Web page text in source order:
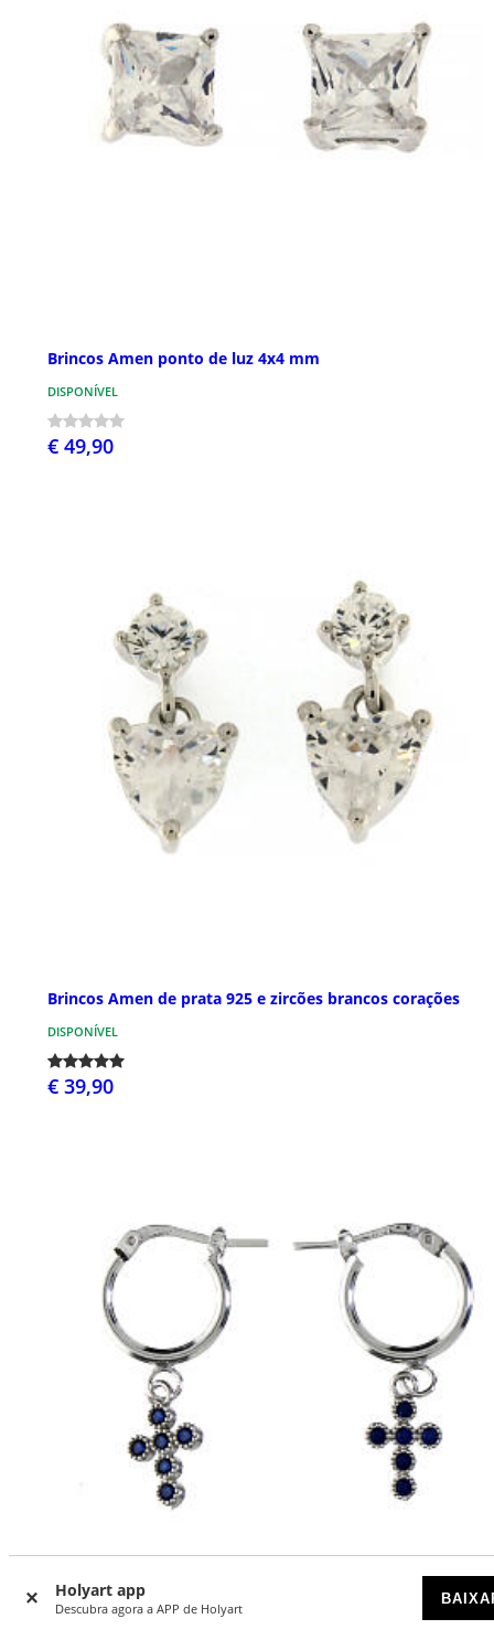
Holyart app
Descubra agora a APP de Holyart
Brincos Amen ponto de luz 4x4 mm
DISPONÍVEL
€ 49,90
Brincos Amen de prata 925 e zircões brancos corações
DISPONÍVEL
€ 39,90